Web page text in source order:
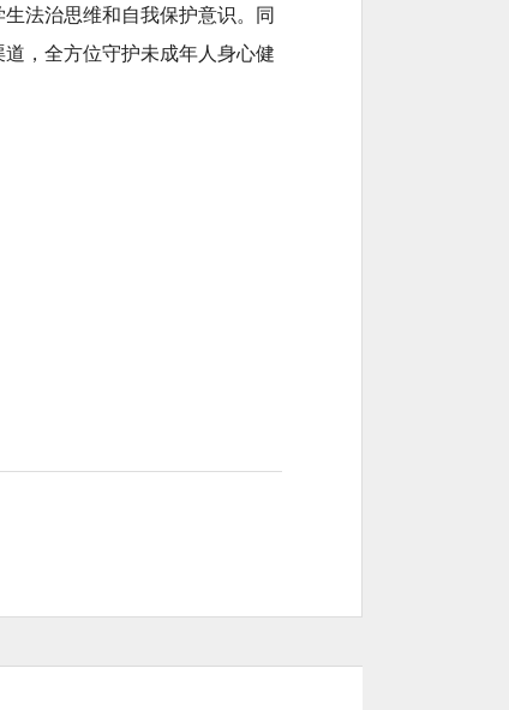
法治思维和自我保护意识。同
，全方位守护未成年人身心健